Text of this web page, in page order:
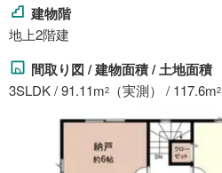
建物階
地上2階建
間取り図 / 建物面積 / 土地面積
3SLDK / 91.11m2 （実測） / 117.6m2